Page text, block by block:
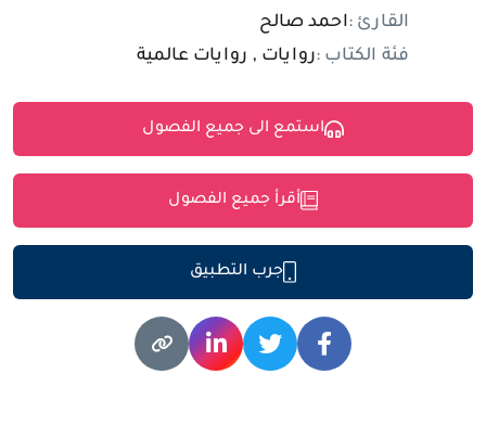
القارئ :احمد صالح
فئة الكتاب :روايات , روايات عالمية
استمع الى جميع الفصول
أقرأ جميع الفصول
جرب التطبيق